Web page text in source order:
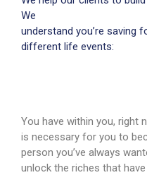
НА
ОПШТИНАТА
УСЛУГИ
УРБАНИЗАМ
ОДНОСИ
We
understand you’re saving
different life events:
You have within you, right
is necessary for you to
person you’ve always
unlock the riches that